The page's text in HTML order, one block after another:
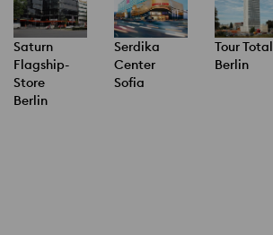
Saturn
Flagship-
Store
Berlin
Serdika
Center
Sofia
Tour Total
Berlin